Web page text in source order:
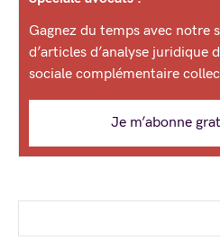
Gagnez du temps avec notre
d’articles d’analyse juridique
sociale complémentaire
Je m’abonne